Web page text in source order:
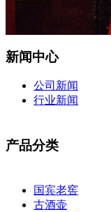
新闻中心
公司新闻
行业新闻
产品分类
国宾老窖
古酒壶